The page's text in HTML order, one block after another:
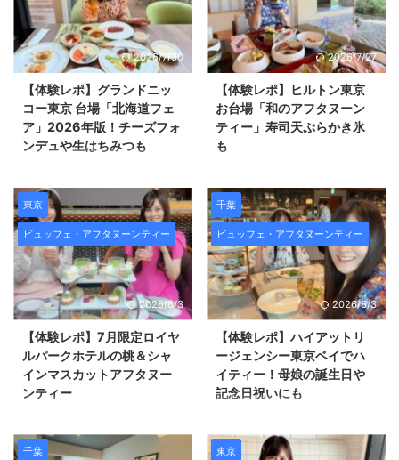
段」は、東京都指定有形文化財で
あることでも知られています。
その「ホテル雅叙園東京」が一時
休館を経て、この夏、「雅叙園東
京」として 新たなスタートを切
りました。 2026年末にはヒルト
ンのラグジュアリーブランドへリ
ブランドされるそうです。 「雅
叙園東京」営業開始、2026年末
＆リゾーツ」に J ...
緒をどちらも楽しめる 注目エリ
アの一つです。 その押上に、
2026年7月16日（木）にグランド
オープンしたのが 「KOKO
HOTEL Residence 東京押上」で
す。 東京スカイツリー®を屋上テ
ラスから間近に望むことができる
特別なロケーションにありなが
ら、 駅から徒歩3分というアクセ
Residence 東京押上」 ...
2026/7/30
【体験レポ】グランドニッ
コー東京 台場「北海道フェ
ア」2026年版！チーズフォ
ンデュや生はちみつも
は、 2026年7月3日（金）～9月
27日（日）の金・土・日・祝日
限定で 「北海道フェア」が開催
中です。 北海道産牛のロースト
ビーフや釧路名物「勝手丼」、
札幌スープカレー、札幌味噌・旭
川醤油の食べ比べラーメンなど、
北の大地の味覚をふんだんに楽し
める内容にパワーアップ。 60代
70代以上のシニアでも北海道の
色々な料理を少しずつ食べられて
満足度の高いオススメのディナー
ビュッフェです。 2026年版の見
レポートします。 ...
2026/7/27
【体験レポ】ヒルトン東京
お台場「和のアフタヌーン
ティー」寿司天ぷらかき氷
も
日本料理「さくら」で提供が始ま
った 「和のアフタヌーンティー
セット」に60代編集長ままリン
と伺いました。 2026年7月18日
（土）より土日祝日限定で提供さ
れているこちらのアフタヌーンテ
ィー。 日本庭園の緑と東京湾を
望む落ち着いた空間で、涼やかな
和の甘味と、 「天ぷら」「鉄板
焼」「寿司」の各専門カウンター
の職人が手掛けるセイボリーを味
わえる、 夏の午後にふさわしい
特別なアフタヌーンティーでし
アフタヌーンティーセット」とは
ヒルトン東京お台場は、東 ...
東京
ビュッフェ・アフタヌーンティー
2026/8/3
【体験レポ】7月限定ロイヤ
ルパークホテルの桃＆シャ
インマスカットアフタヌー
ンティー
７月限定で開催中の 「サマーフ
ルーツアフタヌーンティー～シャ
千葉
ビュッフェ・アフタヌーンティー
2026/8/3
【体験レポ】ハイアットリ
ージェンシー東京ベイでハ
イティー！母娘の誕生日や
記念日祝いにも
が多くて食べきれない」 「もう
少しお食事系を楽しみたい」と思
千葉 東京